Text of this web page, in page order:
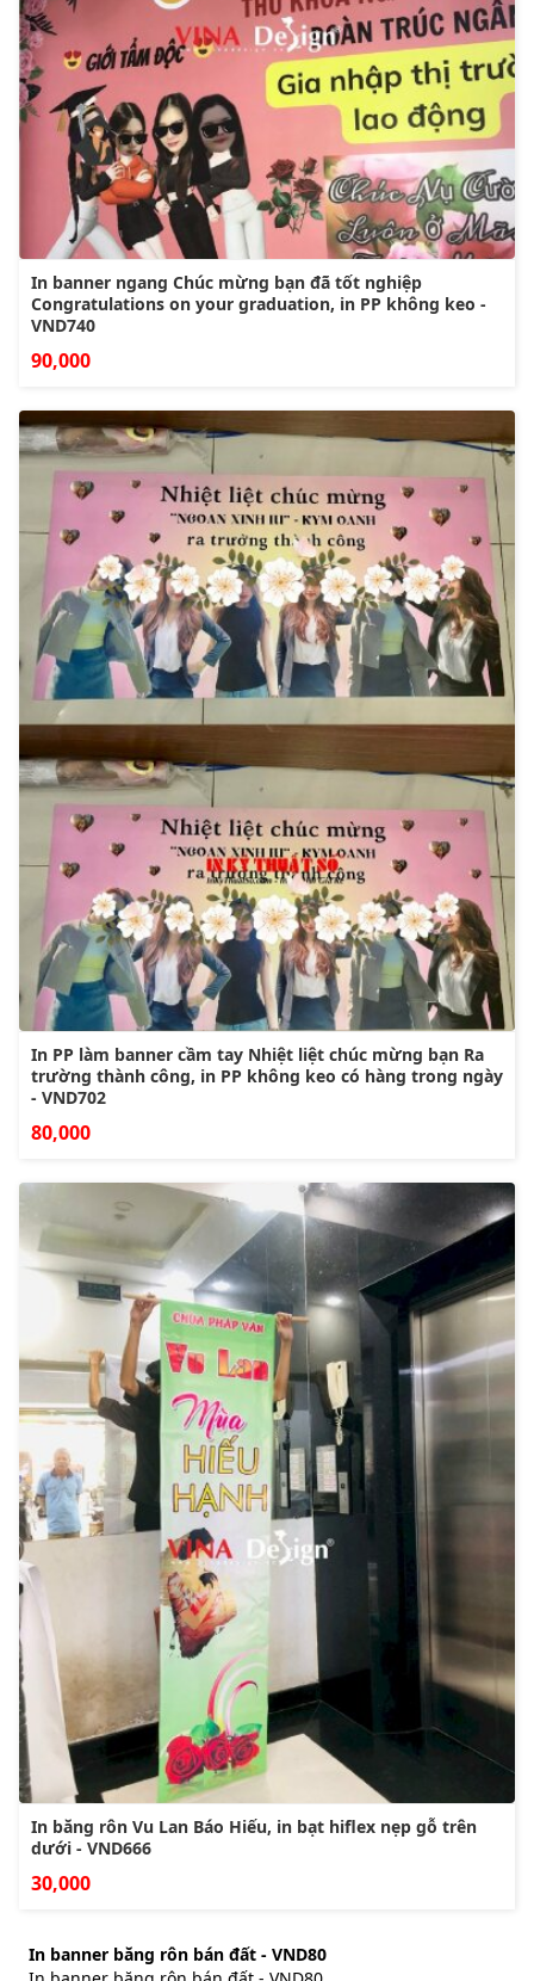
In banner ngang Chúc mừng bạn đã tốt nghiệp
Congratulations on your graduation, in PP không keo -
VND740
90,000
In PP làm banner cầm tay Nhiệt liệt chúc mừng bạn Ra
trường thành công, in PP không keo có hàng trong ngày
- VND702
80,000
In băng rôn Vu Lan Báo Hiếu, in bạt hiflex nẹp gỗ trên
dưới - VND666
30,000
In banner băng rôn bán đất - VND80